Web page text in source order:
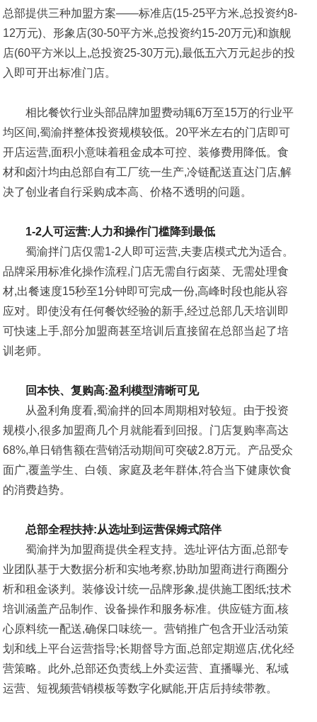
总部提供三种加盟方案——标准店(15-25平方米,总投资约8-
12万元)、形象店(30-50平方米,总投资约15-20万元)和旗舰
店(60平方米以上,总投资25-30万元),最低五六万元起步的投
入即可开出标准门店。
相比餐饮行业头部品牌加盟费动辄6万至15万的行业平
均区间,蜀渝拌整体投资规模较低。20平米左右的门店即可
开店运营,面积小意味着租金成本可控、装修费用降低。食
材和卤汁均由总部自有工厂统一生产,冷链配送直达门店,解
决了创业者自行采购成本高、价格不透明的问题。
1-2人可运营:人力和操作门槛降到最低
蜀渝拌门店仅需1-2人即可运营,夫妻店模式尤为适合。
品牌采用标准化操作流程,门店无需自行卤菜、无需处理食
材,出餐速度15秒至1分钟即可完成一份,高峰时段也能从容
应对。即使没有任何餐饮经验的新手,经过总部几天培训即
可快速上手,部分加盟商甚至培训后直接留在总部当起了培
训老师。
回本快、复购高:盈利模型清晰可见
从盈利角度看,蜀渝拌的回本周期相对较短。由于投资
规模小,很多加盟商几个月就能看到回报。门店复购率高达
68%,单日销售额在营销活动期间可突破2.8万元。产品受众
面广,覆盖学生、白领、家庭及老年群体,符合当下健康饮食
的消费趋势。
总部全程扶持:从选址到运营保姆式陪伴
蜀渝拌为加盟商提供全程支持。选址评估方面,总部专
业团队基于大数据分析和实地考察,协助加盟商进行商圈分
析和租金谈判。装修设计统一品牌形象,提供施工图纸;技术
培训涵盖产品制作、设备操作和服务标准。供应链方面,核
心原料统一配送,确保口味统一。营销推广包含开业活动策
划和线上平台运营指导;长期督导方面,总部定期巡店,优化经
营策略。此外,总部还负责线上外卖运营、直播曝光、私域
运营、短视频营销模板等数字化赋能,开店后持续带教。